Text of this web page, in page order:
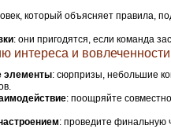
который объясняет правила,
: они пригодятся, если команда
интереса и вовлеченности
элементы: сюрпризы, небольшие
: поощряйте
: проведите финальную